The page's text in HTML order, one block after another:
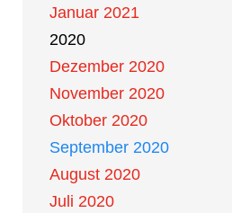
Januar 2021
2020
Dezember 2020
November 2020
Oktober 2020
September 2020
August 2020
Juli 2020